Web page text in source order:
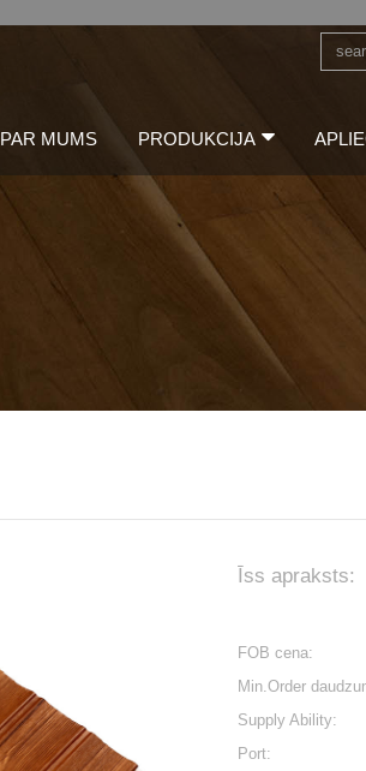
PAR MUMS PRODUKCIJA
Īss apraksts:
FOB cena:
Min.Order
Supply Ability:
Port: